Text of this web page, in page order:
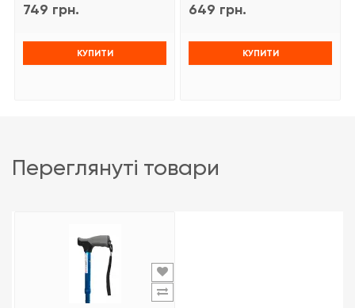
749 грн.
КУПИТИ
649 грн.
КУПИТИ
переглянуті товари